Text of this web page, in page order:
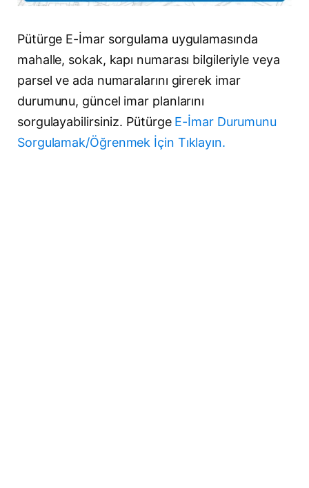
Pütürge E-İmar sorgulama uygulamasında
mahalle, sokak, kapı numarası bilgileriyle veya
parsel ve ada numaralarını girerek imar
durumunu, güncel imar planlarını
sorgulayabilirsiniz. Pütürge E-İmar Durumunu
Sorgulamak/Öğrenmek İçin Tıklayın.